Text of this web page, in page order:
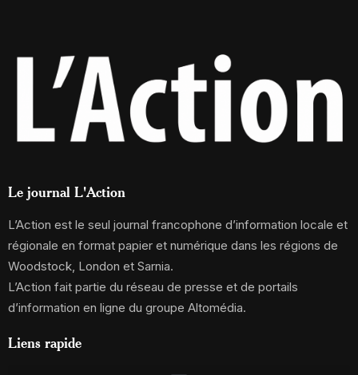
Le journal L'Action
L’Action est le seul journal francophone d’information locale et
régionale en format papier et numérique dans les régions de
Woodstock, London et Sarnia.
L’Action fait partie du réseau de presse et de portails
d’information en ligne du groupe Altomédia.
Liens rapide